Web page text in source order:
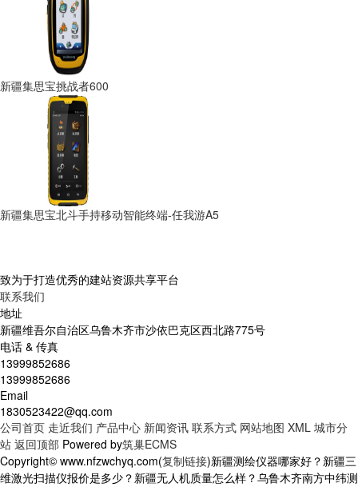
新疆集思宝挑战者600
新疆集思宝北斗手持移动智能终端-任我游A5
致为于打造优秀的建站资源共享平台
联系我们
地址
新疆维吾尔自治区乌鲁木齐市沙依巴克区西北路775号
电话 & 传真
13999852686
13999852686
Email
1830523422@qq.com
公司首页 走近我们 产品中心 新闻资讯 联系方式 网站地图 XML 城市分
站 返回顶部 Powered by筑巢ECMS
Copyright© www.nfzwchyq.com(复制链接)新疆测绘仪器哪家好？新疆三
维激光扫描仪报价是多少？新疆无人机质量怎么样？乌鲁木齐南方中纬测